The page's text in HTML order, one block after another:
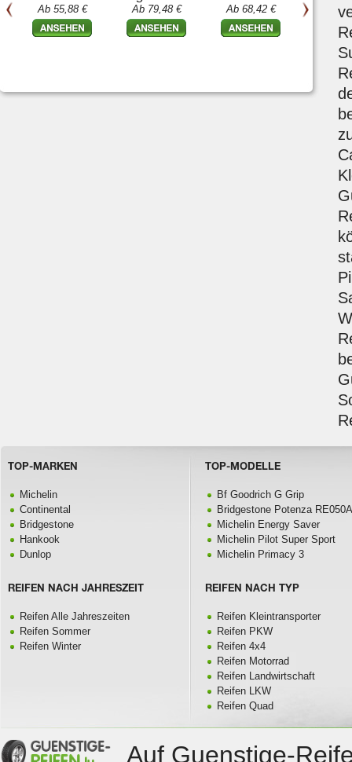
Ab 55,88 € Ab 79,48 € Ab 68,42 €
TOP-MARKEN
Michelin
Continental
Bridgestone
Hankook
Dunlop
TOP-MODELLE
Bf Goodrich G Grip
Bridgestone Potenza RE050A
Michelin Energy Saver
Michelin Pilot Super Sport
Michelin Primacy 3
REIFEN NACH JAHRESZEIT
Reifen Alle Jahreszeiten
Reifen Sommer
Reifen Winter
REIFEN NACH TYP
Reifen Kleintransporter
Reifen PKW
Reifen 4x4
Reifen Motorrad
Reifen Landwirtschaft
Reifen LKW
Reifen Quad
Auf Guenstige-